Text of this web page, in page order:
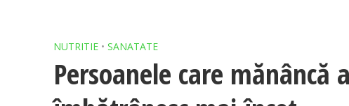
NUTRITIE • SANATATE
Persoanele care mănâncă